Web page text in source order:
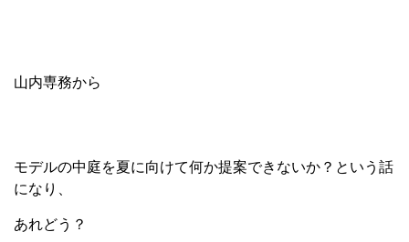
山内専務から
モデルの中庭を夏に向けて何か提案できないか？という話
になり、
あれどう？